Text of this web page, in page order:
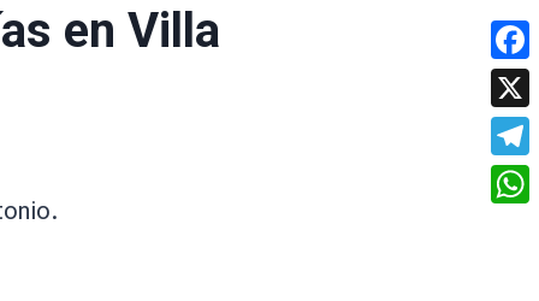
en Villa
X